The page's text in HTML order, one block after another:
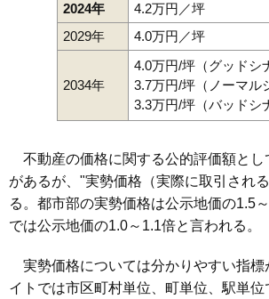
2024年
4.2万円／坪
2029年
4.0万円／坪
2034年
4.0万円/坪（グッドシ
3.7万円/坪（ノーマル
3.3万円/坪（バッドシ
不動産の価格に関する公的評価額とし
があるが、"実勢価格（実際に取引され
る。都市部の実勢価格は公示地価の1.5
では公示地価の1.0～1.1倍と言われる。
実勢価格については分かりやすい指標
イトでは市区町村単位、町単位、駅単